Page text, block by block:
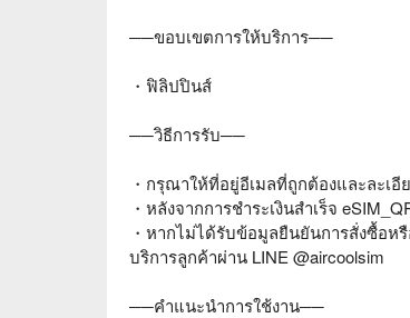
──ขอบเขตการให้บริการ──
・ฟิลิปปินส์
──วิธีการรับ──
・กรุณาให้ที่อยู่อีเมลที่ถูกต้องและละเอี
・หลังจากการชำระเงินสำเร็จ
・หากไม่ได้รับข้อมูลยืนยันการสั่งซื้อห
บริการลูกค้าผ่าน LINE @aircoolsim
──คำแนะนำการใช้งาน──